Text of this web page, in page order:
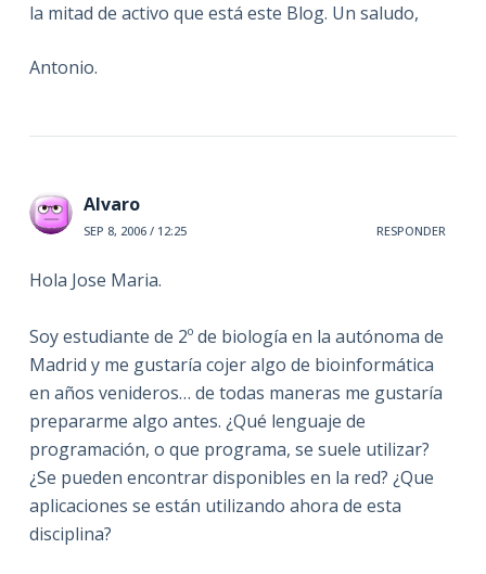
la mitad de activo que está este Blog. Un saludo,
Antonio.
Alvaro
SEP 8, 2006 / 12:25 RESPONDER
Hola Jose Maria.
Soy estudiante de 2º de biología en la autónoma de
Madrid y me gustaría cojer algo de bioinformática
en años venideros… de todas maneras me gustaría
prepararme algo antes. ¿Qué lenguaje de
programación, o que programa, se suele utilizar?
¿Se pueden encontrar disponibles en la red? ¿Que
aplicaciones se están utilizando ahora de esta
disciplina?